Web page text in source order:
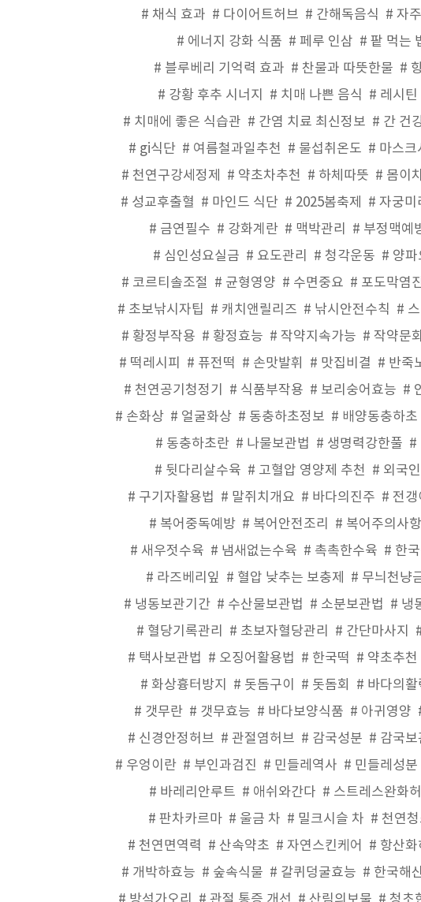
채식 효과
다이어트허브 간해독음식 자
에너지 강화 식품
페루 인삼 팥 먹는
블루베리 기억력 효과
찬물과 따뜻한물
강황 후추 시너지
치매 나쁜 음식 레시틴
치매에 좋은 식습관
간염 치료 최신정보 간 건
gi식단
여름철과일추천 물섭취온도 마스크
천연구강세정제
약초차추천 하체따뜻 몸이
성교후출혈
마인드 식단 2025봄축제 자궁미
금연필수
강화계란 맥박관리 부정맥예
심인성요실금
요도관리 청각운동 양파
코르티솔조절
균형영양 수면중요 포도막염
초보낚시자팁
캐치앤릴리즈 낚시안전수칙
황정부작용
황정효능 작약지속가능 작약문
떡레시피
퓨전떡 손맛발휘 맛집비결 반죽
천연공기청정기
식품부작용 보리숭어효능
손화상
얼굴화상 동충하초정보 배양동충하초
동충하초란
나물보관법 생명력강한풀
뒷다리살수육
고혈압 영양제 추천 외국
구기자활용법
말쥐치개요 바다의진주 전갱
복어중독예방
복어안전조리 복어주의사항
새우젓수육
냄새없는수육 촉촉한수육 한
라즈베리잎
혈압 낮추는 보충제 무늬천냥
냉동보관기간
수산물보관법 소분보관법 냉
혈당기록관리
초보자혈당관리 간단마사지
택사보관법
오징어활용법 한국떡 약초추천
화상흉터방지
돗돔구이 돗돔회 바다의활
갯무란
갯무효능 바다보양식품 아귀영양
신경안정허브
관절염허브 감국성분 감국보
우엉이란
부인과검진 민들레역사 민들레성분
바레리안루트
애쉬와간다 스트레스완화
판차카르마
울금 차 밀크시슬 차 천연청
천연면역력
산속약초 자연스킨케어 항산화
개박하효능
숲속식물 갈퀴덩굴효능 한국해